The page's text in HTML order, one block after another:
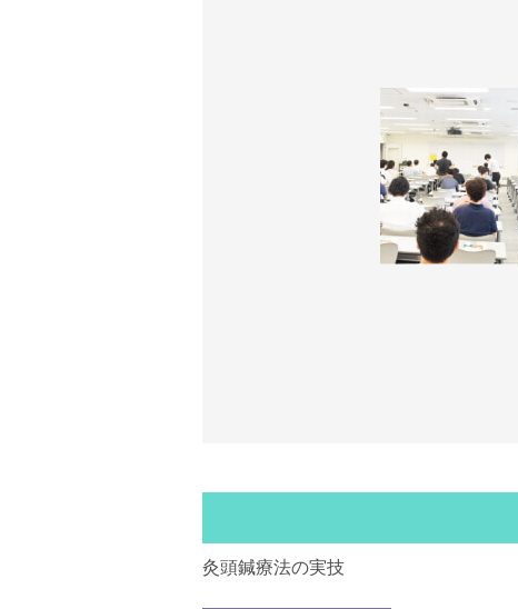
灸頭鍼療法の実技